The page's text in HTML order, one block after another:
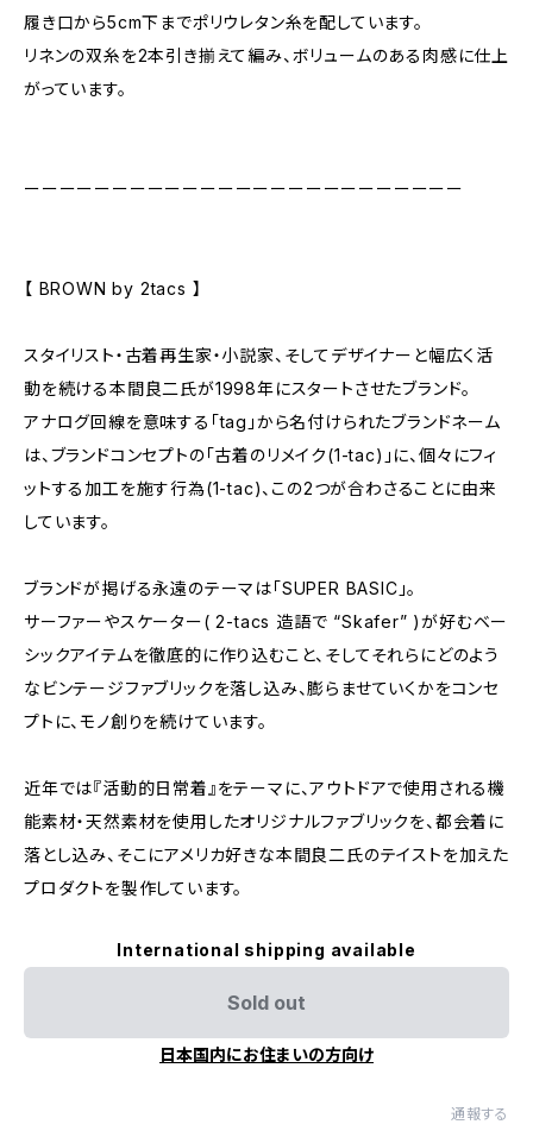
履き口から5cm下までポリウレタン糸を配しています。
リネンの双糸を2本引き揃えて編み、ボリュームのある肉感に仕上
がっています。
ーーーーーーーーーーーーーーーーーーーーーーーーー
【 BROWN by 2tacs 】
スタイリスト・古着再生家・小説家、そしてデザイナーと幅広く活
動を続ける本間良二氏が1998年にスタートさせたブランド。
アナログ回線を意味する「tag」から名付けられたブランドネーム
は、ブランドコンセプトの「古着のリメイク(1-tac)」に、個々にフィ
ットする加工を施す行為(1-tac)、この2つが合わさることに由来
しています。
ブランドが掲げる永遠のテーマは「SUPER BASIC」。
サーファーやスケーター( 2-tacs 造語で “Skafer” )が好むベー
シックアイテムを徹底的に作り込むこと、そしてそれらにどのよう
なビンテージファブリックを落し込み、膨らませていくかをコンセ
プトに、モノ創りを続けています。
近年では『活動的日常着』をテーマに、アウトドアで使用される機
能素材・天然素材を使用したオリジナルファブリックを、都会着に
落とし込み、そこにアメリカ好きな本間良二氏のテイストを加えた
プロダクトを製作しています。
International shipping available
Sold out
日本国内にお住まいの方向け
通報する